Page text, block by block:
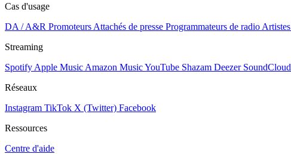
Cas d'usage
DA / A&R Promoteurs Attachés de presse Programmateurs de radio Artistes
Streaming
Spotify Apple Music Amazon MusicYouTube Shazam Deezer SoundCloud
Réseaux
Instagram TikTok X (Twitter) Facebook
Ressources
Centre d'aide